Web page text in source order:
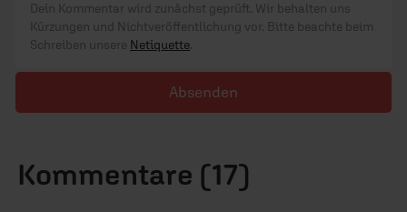
Dein Kommentar wird zunächst geprüft. Wir behalten uns
Kürzungen und Nichtveröffentlichung vor. Bitte beachte beim
Schreiben unsere Netiquette.
Absenden
Kommentare (17)